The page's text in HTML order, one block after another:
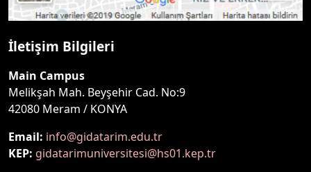
İletişim Bilgileri
Main Campus
Melikşah Mah. Beyşehir Cad. No:9
42080 Meram / KONYA
Email: info@gidatarim.edu.tr
KEP: gidatarimuniversitesi@hs01.kep.tr